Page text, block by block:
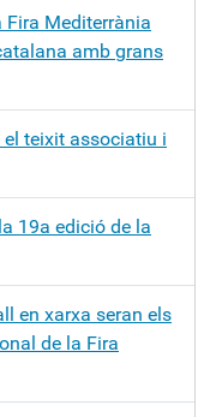
Mediterrània
amb grans
el teixit associatiu i
19a edició de la
en xarxa seran els
de la Fira